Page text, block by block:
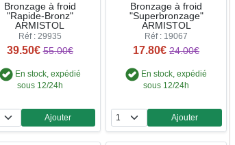
Bronzage à froid
"Rapide-Bronz"
ARMISTOL
Réf : 29935
39.50€ 55.00€
En stock, expédié
sous 12/24h
Quantité
Ajouter
Bronzage à froid
"Superbronzage"
ARMISTOL
Réf : 19067
17.80€ 24.00€
En stock, expédié
sous 12/24h
Quantité
Ajouter